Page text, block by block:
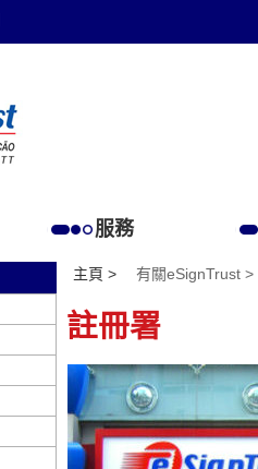
服務
主頁 > 有關eSignTrust >
註冊署